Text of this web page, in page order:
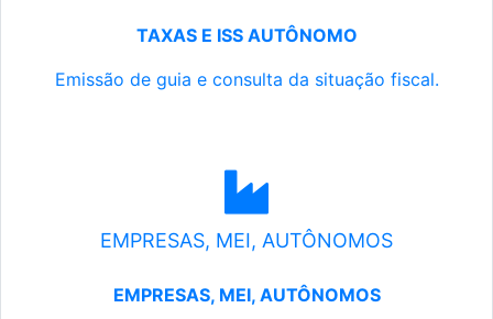
TAXAS E ISS AUTÔNOMO
Emissão de guia e consulta da situação fiscal.
EMPRESAS, MEI, AUTÔNOMOS
EMPRESAS, MEI, AUTÔNOMOS